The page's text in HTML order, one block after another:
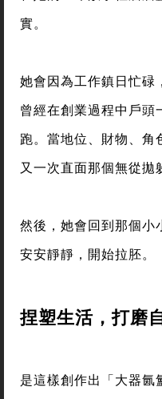
實。
她會因為工作鎮日忙碌
曾經在創業過程中戶頭
跑。當地位、財物、角
又一次直面那個無從拋
然後，她會回到那個小
安安靜靜，開始拉胚。
捏塑生活，打磨
是這樣創作出「大器氤